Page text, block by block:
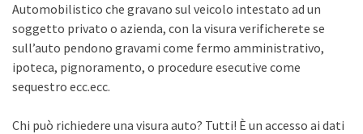
Automobilistico che gravano sul veicolo intestato ad un
soggetto privato o azienda, con la visura verificherete se
sull’auto pendono gravami come fermo amministrativo,
ipoteca, pignoramento, o procedure esecutive come
sequestro ecc.ecc.
Chi può richiedere una visura auto? Tutti! È un accesso ai dati